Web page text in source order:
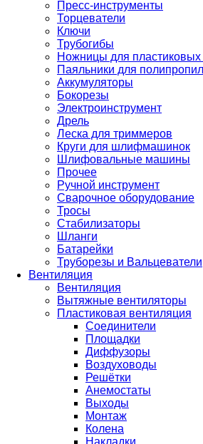
Пресс-инструменты
Торцеватели
Ключи
Трубогибы
Ножницы для пластиковых
Паяльники для
Аккумуляторы
Бокорезы
Электроинструмент
Дрель
Леска для триммеров
Круги для шлифмашинок
Шлифовальные машины
Прочее
Ручной инструмент
Сварочное оборудование
Тросы
Стабилизаторы
Шланги
Батарейки
Труборезы и Вальцеватели
Вентиляция
Вентиляция
Вытяжные вентиляторы
Пластиковая вентиляция
Соединители
Площадки
Диффузоры
Воздуховоды
Решётки
Анемостаты
Выходы
Монтаж
Колена